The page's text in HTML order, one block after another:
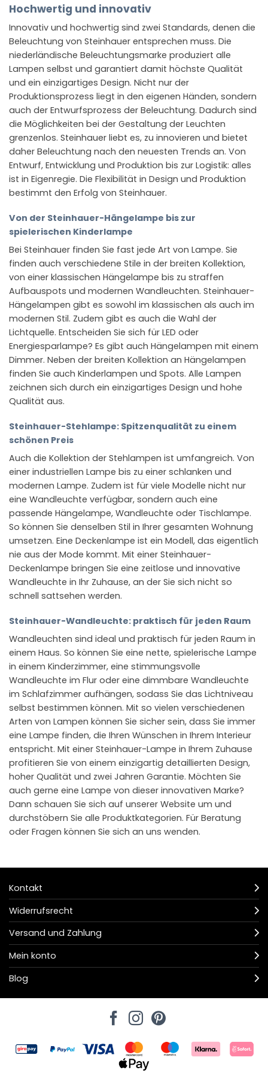
Hochwertig und innovativ
Innovativ und hochwertig sind zwei Standards, denen die
Beleuchtung von Steinhauer entsprechen muss. Die
niederländische Beleuchtungsmarke produziert alle
Lampen selbst und garantiert damit höchste Qualität
und ein einzigartiges Design. Nicht nur der
Produktionsprozess liegt in den eigenen Händen, sondern
auch der Entwurfsprozess der Beleuchtung. Dadurch sind
die Möglichkeiten bei der Gestaltung der Leuchten
grenzenlos. Steinhauer liebt es, zu innovieren und bietet
daher Beleuchtung nach den neuesten Trends an. Von
Entwurf, Entwicklung und Produktion bis zur Logistik: alles
ist in Eigenregie. Die Flexibilität in Design und Produktion
bestimmt den Erfolg von Steinhauer.
Von der Steinhauer-Hängelampe bis zur
spielerischen Kinderlampe
Bei Steinhauer finden Sie fast jede Art von Lampe. Sie
finden auch verschiedene Stile in der breiten Kollektion,
von einer klassischen Hängelampe bis zu straffen
Aufbauspots und modernen Wandleuchten. Steinhauer-
Hängelampen gibt es sowohl im klassischen als auch im
modernen Stil. Zudem gibt es auch die Wahl der
Lichtquelle. Entscheiden Sie sich für LED oder
Energiesparlampe? Es gibt auch Hängelampen mit einem
Dimmer. Neben der breiten Kollektion an Hängelampen
finden Sie auch Kinderlampen und Spots. Alle Lampen
zeichnen sich durch ein einzigartiges Design und hohe
Qualität aus.
Steinhauer-Stehlampe: Spitzenqualität zu einem
schönen Preis
Auch die Kollektion der Stehlampen ist umfangreich. Von
einer industriellen Lampe bis zu einer schlanken und
modernen Lampe. Zudem ist für viele Modelle nicht nur
eine Wandleuchte verfügbar, sondern auch eine
passende Hängelampe, Wandleuchte oder Tischlampe.
So können Sie denselben Stil in Ihrer gesamten Wohnung
umsetzen. Eine Deckenlampe ist ein Modell, das eigentlich
nie aus der Mode kommt. Mit einer Steinhauer-
Deckenlampe bringen Sie eine zeitlose und innovative
Wandleuchte in Ihr Zuhause, an der Sie sich nicht so
schnell sattsehen werden.
Steinhauer-Wandleuchte: praktisch für jeden Raum
Wandleuchten sind ideal und praktisch für jeden Raum in
einem Haus. So können Sie eine nette, spielerische Lampe
in einem Kinderzimmer, eine stimmungsvolle
Wandleuchte im Flur oder eine dimmbare Wandleuchte
im Schlafzimmer aufhängen, sodass Sie das Lichtniveau
selbst bestimmen können. Mit so vielen verschiedenen
Arten von Lampen können Sie sicher sein, dass Sie immer
eine Lampe finden, die Ihren Wünschen in Ihrem Interieur
entspricht. Mit einer Steinhauer-Lampe in Ihrem Zuhause
profitieren Sie von einem einzigartig detaillierten Design,
hoher Qualität und zwei Jahren Garantie. Möchten Sie
auch gerne eine Lampe von dieser innovativen Marke?
Dann schauen Sie sich auf unserer Website um und
durchstöbern Sie alle Produktkategorien. Für Beratung
oder Fragen können Sie sich an uns wenden.
Kontakt
Widerrufsrecht
Versand und Zahlung
Mein konto
Blog